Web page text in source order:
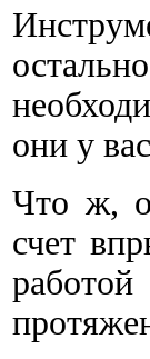
они у
Что ж,
счет